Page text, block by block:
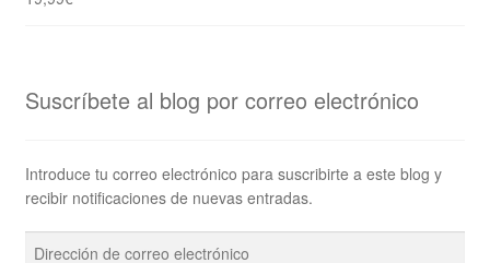
Suscríbete al blog por correo electrónico
Introduce tu correo electrónico para suscribirte a este blog y
recibir notificaciones de nuevas entradas.
Dirección